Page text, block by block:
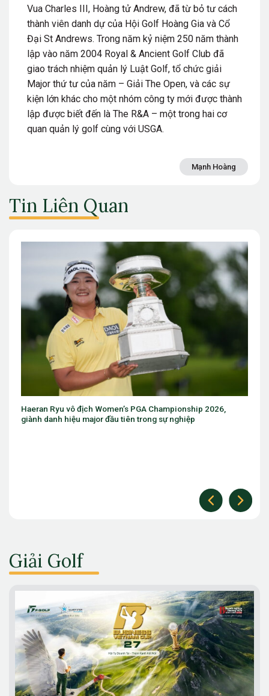
Vua Charles III, Hoàng tử Andrew, đã từ bỏ tư cách
thành viên danh dự của Hội Golf Hoàng Gia và Cổ
Đại St Andrews. Trong năm kỷ niệm 250 năm thành
lập vào năm 2004 Royal & Ancient Golf Club đã
giao trách nhiệm quản lý Luật Golf, tổ chức giải
Major thứ tư của năm – Giải The Open, và các sự
kiện lớn khác cho một nhóm công ty mới được thành
lập được biết đến là The R&A – một trong hai cơ
quan quản lý golf cùng với USGA.
Mạnh Hoàng
Tin Liên Quan
PGA Championship 2026,
đầu tiên trong sự nghiệp
Eugenio Chacarra thắng
The Open
Giải Golf